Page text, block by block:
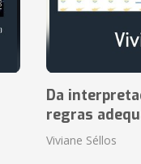
Da
regras
Viviane Séllos